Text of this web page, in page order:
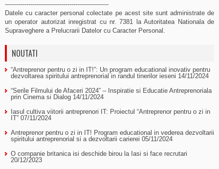
-----------------------------------------------------
Datele cu caracter personal colectate pe acest site sunt administrate de
un operator autorizat inregistrat cu nr. 7381 la Autoritatea Nationala de
Supraveghere a Prelucrarii Datelor cu Caracter Personal.
NOUTATI
“Antreprenor pentru o zi in IT!”: Un program educational inovativ pentru
dezvoltarea spiritului antreprenorial in randul tinerilor ieseni 14/11/2024
“Serile Filmului de Afaceri 2024” – Inspiratie si Educatie Antreprenoriala
prin Cinema si Dialog 14/11/2024
Iasul cultiva viitorii antreprenori IT: Proiectul “Antreprenor pentru o zi in
IT” 07/11/2024
Antreprenor pentru o zi in IT! Program educational in vederea dezvoltarii
spiritului antreprenorial si a dezvoltarii carierei 05/11/2024
O companie britanica isi deschide birou la Iasi si face recrutari
20/12/2023